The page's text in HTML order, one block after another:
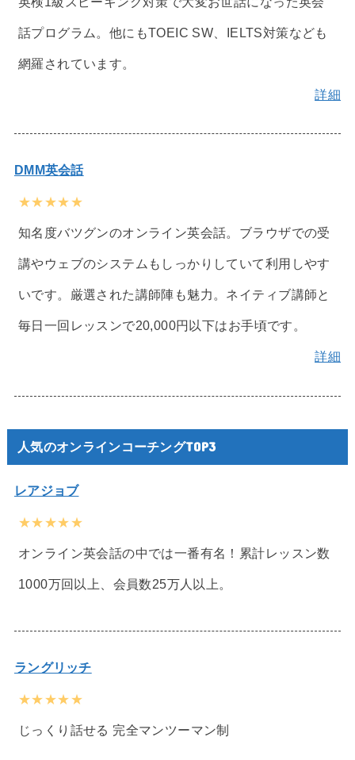
話プログラム。他にもTOEIC SW、IELTS対策なども
網羅されています。
詳細
DMM英会話
★★★★★
知名度バツグンのオンライン英会話。ブラウザでの受
講やウェブのシステムもしっかりしていて利用しやす
いです。厳選された講師陣も魅力。ネイティブ講師と
毎日一回レッスンで20,000円以下はお手頃です。
詳細
人気のオンラインコーチングTOP3
レアジョブ
★★★★★
オンライン英会話の中では一番有名！累計レッスン数
1000万回以上、会員数25万人以上。
ラングリッチ
★★★★★
じっくり話せる 完全マンツーマン制